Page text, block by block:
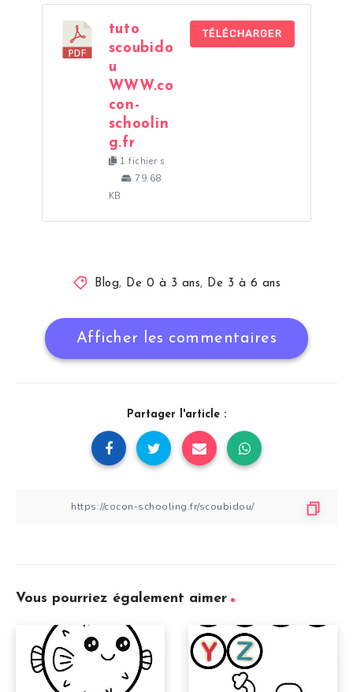
tuto
scoubido
u
WWW.co
con-
schoolin
g.fr
1 fichier·s
79.68
KB
TÉLÉCHARGER
Blog, De 0 à 3 ans, De 3 à 6 ans
Afficher les commentaires
Partager l'article :
Vous pourriez également aimer